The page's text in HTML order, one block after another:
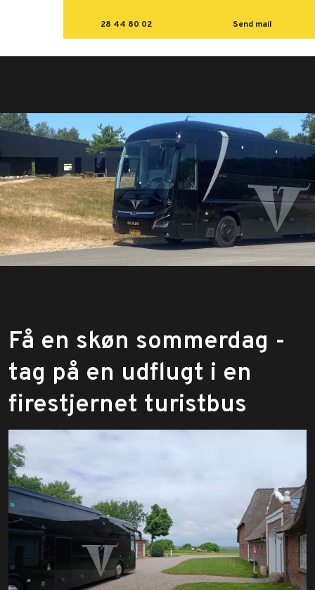
28 44 80 02 Send mail
Få en skøn sommerdag -
tag på en udflugt i en
firestjernet turistbus